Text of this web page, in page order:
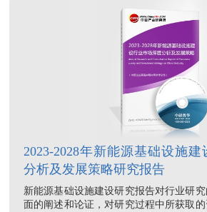
2023-2028年新能源基础设施
分析及发展策略研究报告
新能源基础设施建设研究报告对行业研
面的阐述和论证，对研究过程中所获取